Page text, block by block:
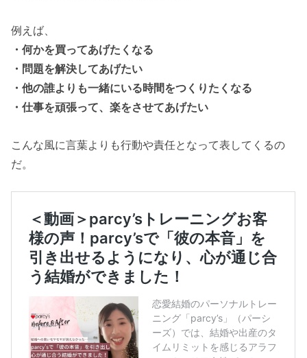
例えば、
・何かを買ってあげたくなる
・問題を解決してあげたい
・他の誰よりも一緒にいる時間をつくりたくなる
・仕事を頑張って、楽をさせてあげたい
こんな風に言葉よりも行動や責任となって表してくるの
だ。